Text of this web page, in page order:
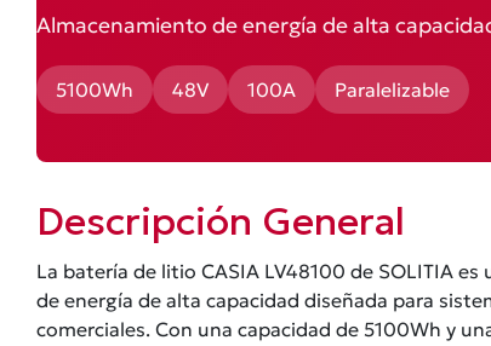
Almacenamiento de energía de alta
5100Wh 48V 100A Paralelizable
Descripción General
La batería de litio CASIA LV48100 de SOLITIA
de energía de alta capacidad diseñada para
comerciales. Con una capacidad de 5100Wh y